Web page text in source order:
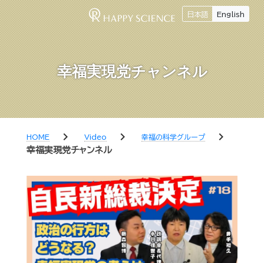
日本語 English
幸福実現党チャンネル
HOME chevron_right Video chevron_right 幸福の科学グループ chevron_right
幸福実現党チャンネル